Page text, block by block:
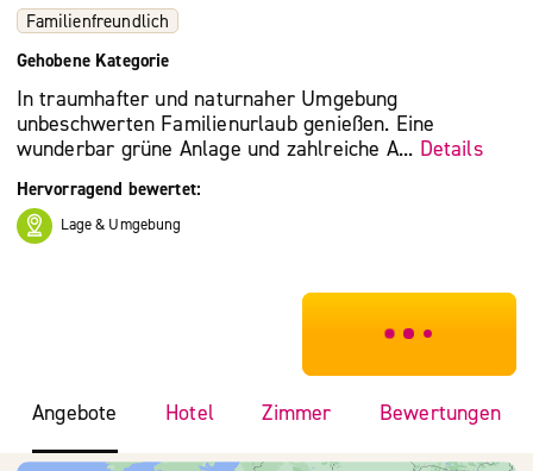
Familienfreundlich
Gehobene Kategorie
In traumhafter und naturnaher Umgebung
unbeschwerten Familienurlaub genießen. Eine
wunderbar grüne Anlage und zahlreiche A... Details
Hervorragend bewertet:
Lage & Umgebung
***************
Angebote Hotel Zimmer Bewertungen